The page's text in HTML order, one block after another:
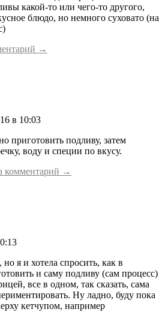
какой-то или чего-то другого,
блюдо, но немного суховато (на
→
в 10:03
приготовить подливу, затем
воду и специи по вкусу.
комментарий →
я и хотела спросить, как в
и саму подливу (сам процесс)
все в одном, так сказать, сама
Ну ладно, буду пока
кетчупом, например